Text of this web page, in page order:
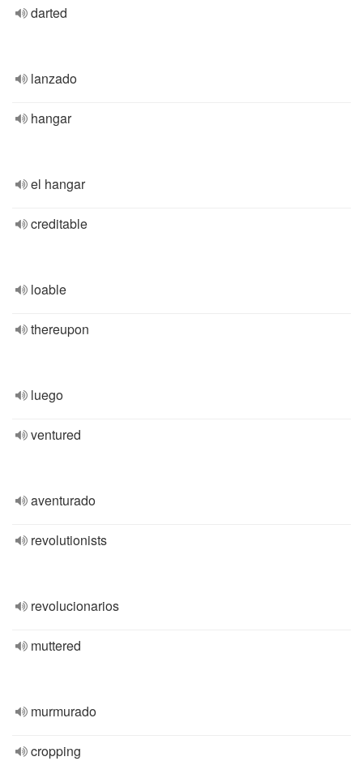
darted
lanzado
hangar
el hangar
creditable
loable
thereupon
luego
ventured
aventurado
revolutionists
revolucionarios
muttered
murmurado
cropping